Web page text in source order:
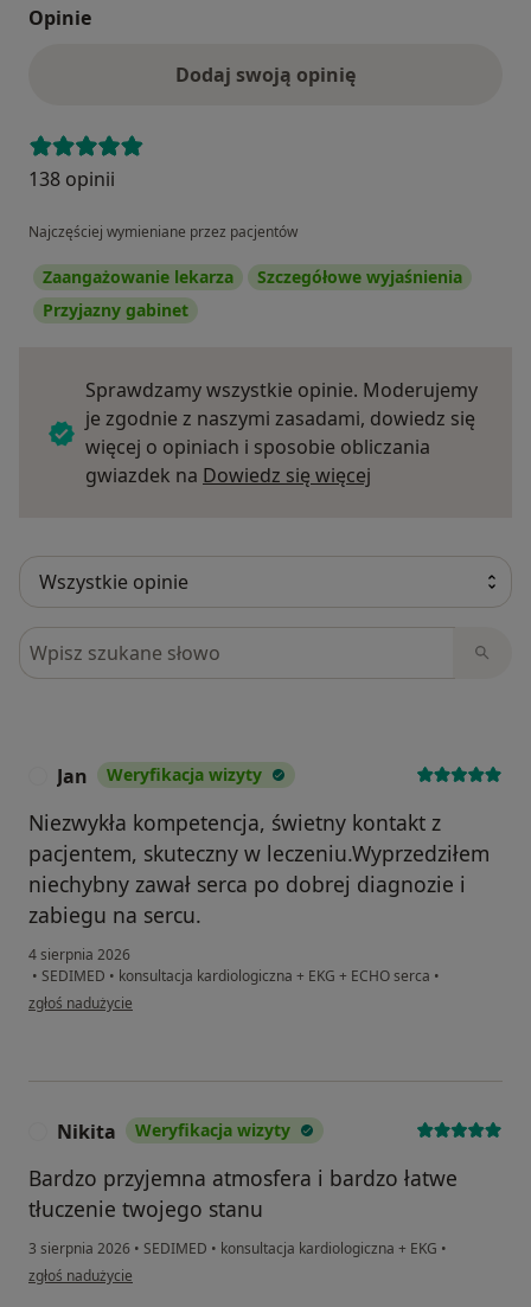
Opinie
Dodaj swoją opinię
138 opinii
Najczęściej wymieniane przez pacjentów
Zaangażowanie lekarza
Szczegółowe wyjaśnienia
Przyjazny gabinet
Sprawdzamy wszystkie opinie. Moderujemy
je zgodnie z naszymi zasadami, dowiedz się
więcej o opiniach i sposobie obliczania
gwiazdek na Dowiedz się więcej
Szukaj w opiniach
Jan Weryfikacja wizyty
Niezwykła kompetencja, świetny kontakt z
pacjentem, skuteczny w leczeniu.Wyprzedziłem
niechybny zawał serca po dobrej diagnozie i
zabiegu na sercu.
4 sierpnia 2026
• SEDIMED • konsultacja kardiologiczna + EKG + ECHO serca •
w opinii użytkownika Jan
zgłoś nadużycie
Nikita Weryfikacja wizyty
Bardzo przyjemna atmosfera i bardzo łatwe
tłuczenie twojego stanu
3 sierpnia 2026 • SEDIMED • konsultacja kardiologiczna + EKG •
w opinii użytkownika Nikita
zgłoś nadużycie